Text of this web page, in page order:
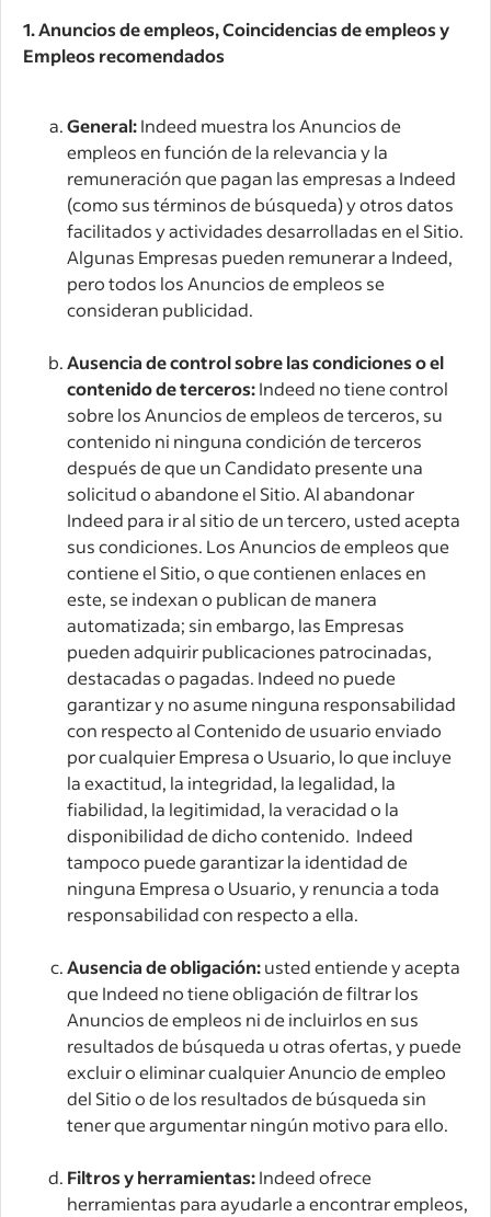
1. Anuncios de empleos, Coincidencias de empleos y
Empleos recomendados
General:Indeed muestra los Anuncios de
empleos en función de la relevancia y la
remuneración que pagan las empresas a Indeed
(como sus términos de búsqueda) y otros datos
facilitados y actividades desarrolladas en el Sitio.
Algunas Empresas pueden remunerar a Indeed,
pero todos los Anuncios de empleos se
consideran publicidad.
Ausencia de control sobre las condiciones o el
contenido de terceros:Indeed no tiene control
sobre los Anuncios de empleos de terceros, su
contenido ni ninguna condición de terceros
después de que un Candidato presente una
solicitud o abandone el Sitio. Al abandonar
Indeed para ir al sitio de un tercero, usted acepta
sus condiciones. Los Anuncios de empleos que
contiene el Sitio, o que contienen enlaces en
este, se indexan o publican de manera
automatizada; sin embargo, las Empresas
pueden adquirir publicaciones patrocinadas,
destacadas o pagadas. Indeed no puede
garantizar y no asume ninguna responsabilidad
con respecto al Contenido de usuario enviado
por cualquier Empresa o Usuario, lo que incluye
la exactitud, la integridad, la legalidad, la
fiabilidad, la legitimidad, la veracidad o la
disponibilidad de dicho contenido. Indeed
tampoco puede garantizar la identidad de
ninguna Empresa o Usuario, y renuncia a toda
responsabilidad con respecto a ella.
Ausencia de obligación:usted entiende y acepta
que Indeed no tiene obligación de filtrar los
Anuncios de empleos ni de incluirlos en sus
resultados de búsqueda u otras ofertas, y puede
excluir o eliminar cualquier Anuncio de empleo
del Sitio o de los resultados de búsqueda sin
tener que argumentar ningún motivo para ello.
Filtros y herramientas:Indeed ofrece
herramientas para ayudarle a encontrar empleos,